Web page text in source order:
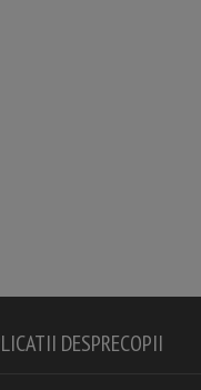
DESPRECOPII